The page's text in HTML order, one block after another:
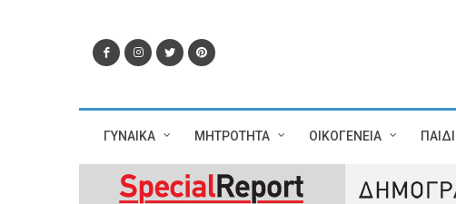
ΓΥΝΑΙΚΑ ΜΗΤΡΟΤΗΤΑ ΟΙΚΟΓΕΝΕΙΑ ΠΑΙΔΙ